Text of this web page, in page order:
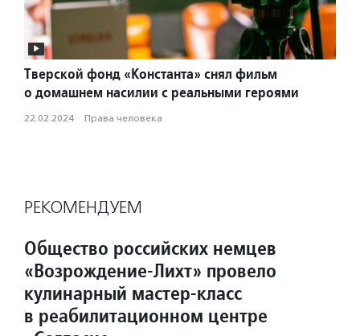
Тверской фонд «Константа» снял фильм
о домашнем насилии с реальными героями
22.02.2024 · Права человека
РЕКОМЕНДУЕМ
Общество российских немцев
«Возрождение-Лихт» провело
кулинарный мастер-класс
в реабилитационном центре